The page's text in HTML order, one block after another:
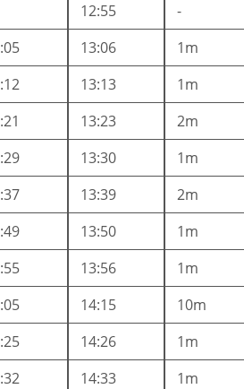
12:55 -
13:06 1m
13:13 1m
13:23 2m
13:30 1m
13:39 2m
13:50 1m
13:56 1m
14:15 10m
14:26 1m
14:33 1m